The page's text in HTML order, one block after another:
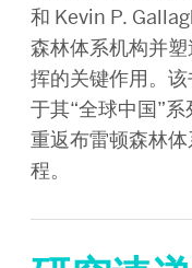
和 Kevin P.
森林体系机构并
挥的关键作用。
于其“全球中国”
重返布雷顿森林
程。